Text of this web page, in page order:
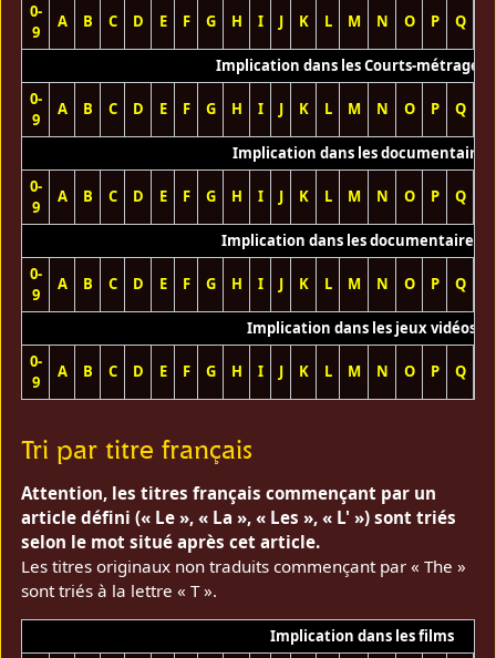
0-
9
A B C D E F G H I J K L M N O P Q
Implication dans les Courts-métrages
0-
9
A B C D E F G H I J K L M N O P Q
Implication dans les documentaires
0-
9
A B C D E F G H I J K L M N O P Q
Implication dans les documentaires
0-
9
A B C D E F G H I J K L M N O P Q
Implication dans les jeux vidéos
0-
9
A B C D E F G H I J K L M N O P Q
Tri par titre français
Attention, les titres français commençant par un
article défini (« Le », « La », « Les », « L' ») sont triés
selon le mot situé après cet article.
Les titres originaux non traduits commençant par « The »
sont triés à la lettre « T ».
Implication dans les films